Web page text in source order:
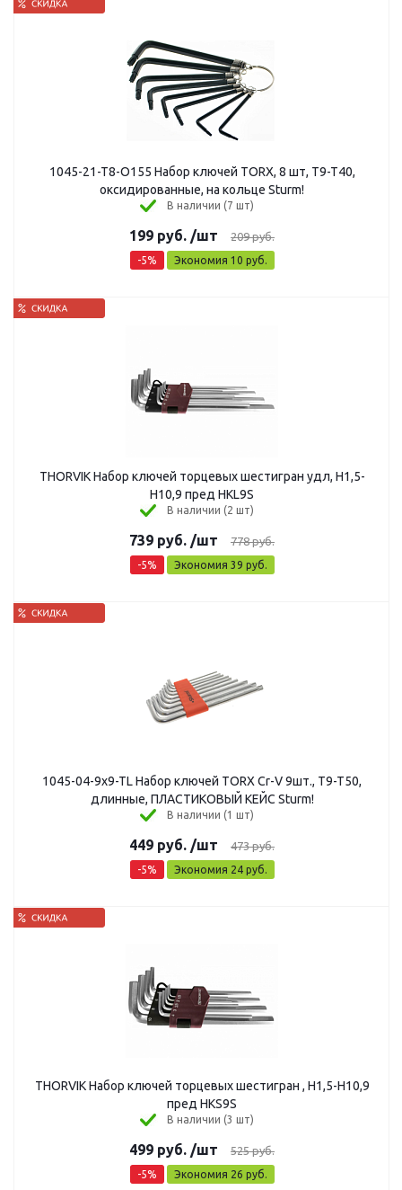
1045-21-T8-O155 Набор ключей TORX, 8 шт, T9-T40,
оксидированные, на кольце Sturm!
В наличии (7 шт)
199 руб. /шт 209руб.
-5% Экономия 10 руб.
THORVIK Набор ключей торцевых шестигран удл, Н1,5-
Н10,9 пред HKL9S
В наличии (2 шт)
739 руб. /шт 778руб.
-5% Экономия 39 руб.
1045-04-9x9-TL Набор ключей TORX Cr-V 9шт., T9-T50,
длинные, ПЛАСТИКОВЫЙ КЕЙС Sturm!
В наличии (1 шт)
449 руб. /шт 473руб.
-5% Экономия 24руб.
THORVIK Набор ключей торцевых шестигран , Н1,5-Н10,9
пред HKS9S
В наличии (3 шт)
499 руб. /шт 525руб.
-5% Экономия 26 руб.